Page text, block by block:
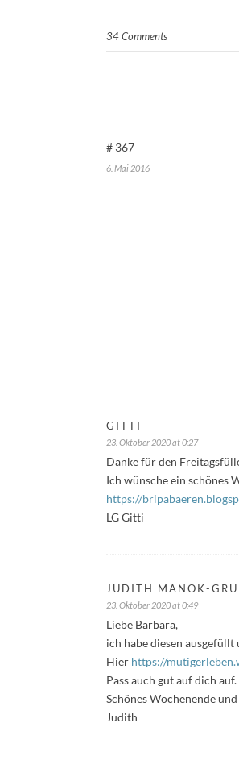
34 Comments
# 367
6. Mai 2016
GITTI
23. Oktober 2020 at 0:27
Danke für den
Ich wünsche ein schönes
https://
LG Gitti
JUDITH MANOK-
23. Oktober 2020 at 0:49
Liebe Barbara,
ich habe diesen ausgefüllt
Hier https://
Pass auch gut auf dich auf.
Schönes Wochenende
Judith